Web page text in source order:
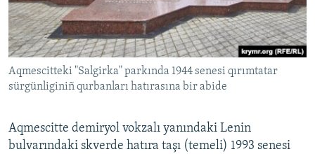
Aqmescitteki "Salgirka" parkında 1944 senesi qırımtatar
sürgünliginiñ qurbanları hatırasına bir abide
Aqmescitte demiryol vokzalı yanındaki Lenin
bulvarındaki skverde hatıra taşı (temeli) 1993 senesi